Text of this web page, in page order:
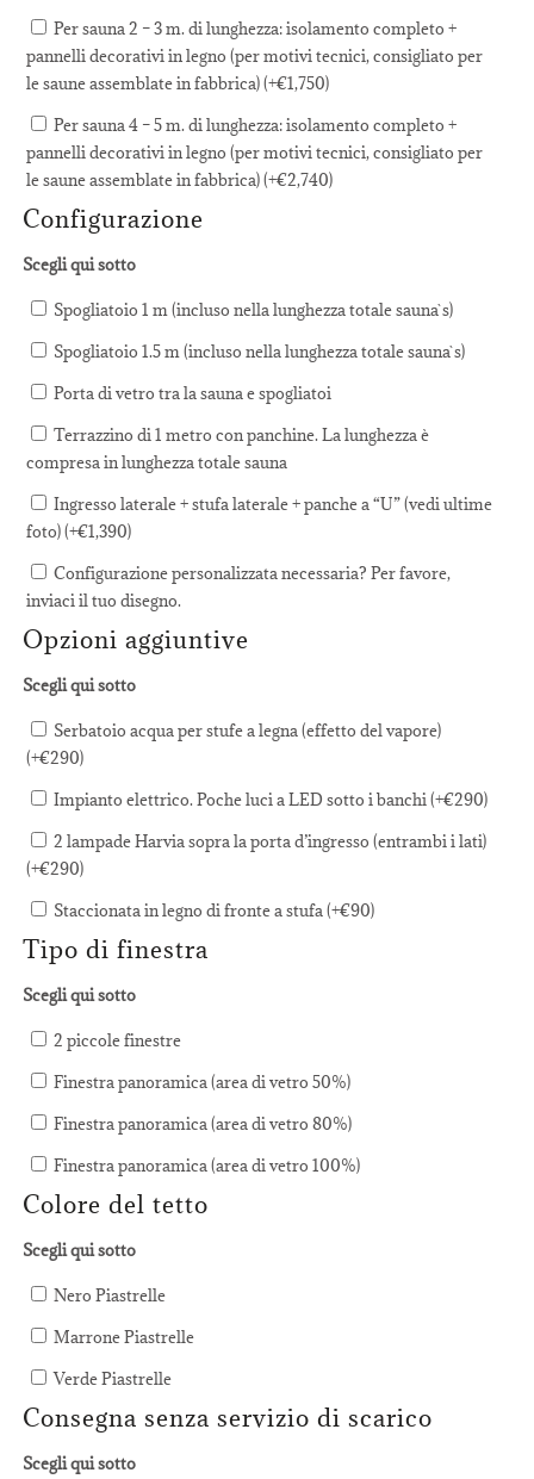
Per sauna 2 – 3 m. di lunghezza: isolamento completo +
pannelli decorativi in legno (per motivi tecnici, consigliato per
le saune assemblate in fabbrica) (+€1,750)
Per sauna 4 – 5 m. di lunghezza: isolamento completo +
pannelli decorativi in legno (per motivi tecnici, consigliato per
le saune assemblate in fabbrica) (+€2,740)
Configurazione
Scegli qui sotto
Spogliatoio 1 m (incluso nella lunghezza totale sauna`s)
Spogliatoio 1.5 m (incluso nella lunghezza totale sauna`s)
Porta di vetro tra la sauna e spogliatoi
Terrazzino di 1 metro con panchine. La lunghezza è
compresa in lunghezza totale sauna
Ingresso laterale + stufa laterale + panche a “U” (vedi ultime
foto) (+€1,390)
Configurazione personalizzata necessaria? Per favore,
inviaci il tuo disegno.
Opzioni aggiuntive
Scegli qui sotto
Serbatoio acqua per stufe a legna (effetto del vapore)
(+€290)
Impianto elettrico. Poche luci a LED sotto i banchi (+€290)
2 lampade Harvia sopra la porta d’ingresso (entrambi i lati)
(+€290)
Staccionata in legno di fronte a stufa (+€90)
Tipo di finestra
Scegli qui sotto
2 piccole finestre
Finestra panoramica (area di vetro 50%)
Finestra panoramica (area di vetro 80%)
Finestra panoramica (area di vetro 100%)
Colore del tetto
Scegli qui sotto
Nero Piastrelle
Marrone Piastrelle
Verde Piastrelle
Consegna senza servizio di scarico
Scegli qui sotto